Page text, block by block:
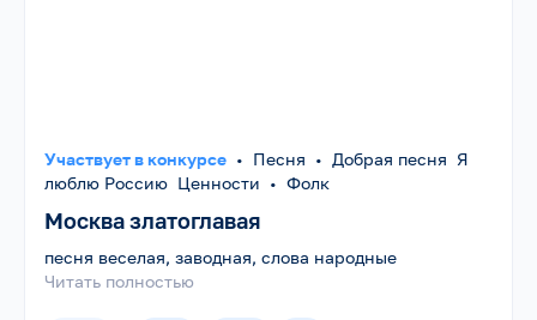
Участвует в конкурсе • Песня • Добрая песня Я
люблю Россию Ценности • Фолк
Москва златоглавая
песня веселая, заводная, слова народные
Читать полностью